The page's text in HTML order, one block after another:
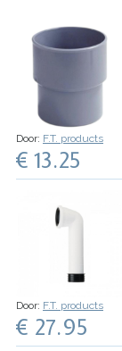
Door: F.T. products
€ 13.25
Door: F.T. products
€ 27.95